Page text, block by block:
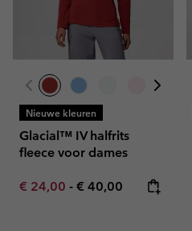
Nieuwe kleuren
Glacial™ IV halfrits
fleece voor dames
Minimum sale price:
€ 24,00 - Maximum price:
€ 40,00